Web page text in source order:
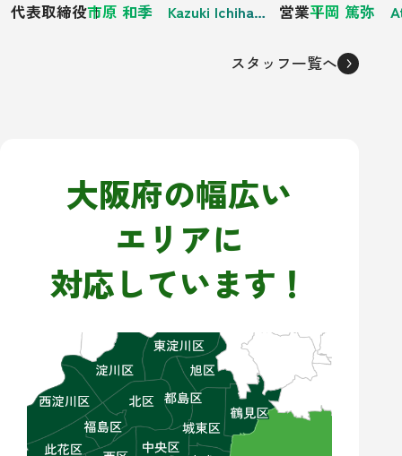
代表取締役 市原 和季 Kazuki Ichihara 営業平岡 篤弥
スタッフ一覧へ
大阪府の幅広い
エリアに
対応しています！